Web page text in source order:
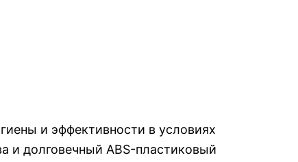
и эффективности в условиях
и долговечный ABS-пластиковый